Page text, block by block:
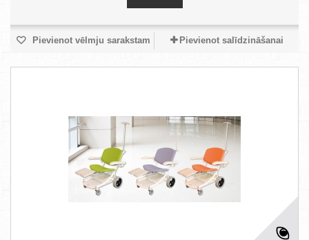
Pievienot vēlmju sarakstam Pievienot salīdzināšanai